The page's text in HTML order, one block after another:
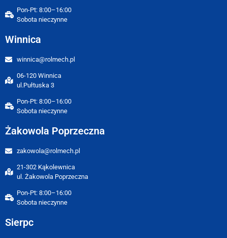
Pon-Pt: 8:00–16:00
Sobota nieczynne
Winnica
winnica@rolmech.pl
06-120 Winnica
ul.Pułtuska 3
Pon-Pt: 8:00–16:00
Sobota nieczynne
Żakowola Poprzeczna
zakowola@rolmech.pl
21-302 Kąkolewnica
ul. Żakowola Poprzeczna
Pon-Pt: 8:00–16:00
Sobota nieczynne
Sierpc